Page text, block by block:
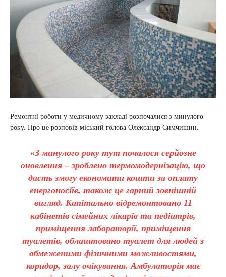
Ремонтні роботи у медичному закладі розпочалися з минулого
року. Про це розповів міський голова Олександр Симчишин.
«З минулого року тут почалося серйозне
оновлення – зроблено термомодернізацію, що
дасть змогу економити кошти за оплату
енергоносіїв, також це гарний зовнішній
вигляд. Капітально відремонтовано 11
кабінетів сімейних лікарів та педіатрів,
приміщення лабораторії, приміщення
туалетів, облаштовано туалет для людей з
обмеженими фізичними можливостями,
коридор, залу очікування. Амбулаторія має